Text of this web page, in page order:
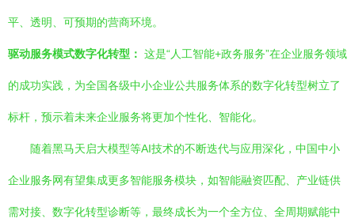
平、透明、可预期的营商环境。
驱动服务模式数字化转型： 这是“人工智能+政务服务”在企业服务领域
的成功实践，为全国各级中小企业公共服务体系的数字化转型树立了
标杆，预示着未来企业服务将更加个性化、智能化。
随着黑马天启大模型等AI技术的不断迭代与应用深化，中国中小
企业服务网有望集成更多智能服务模块，如智能融资匹配、产业链供
需对接、数字化转型诊断等，最终成长为一个全方位、全周期赋能中